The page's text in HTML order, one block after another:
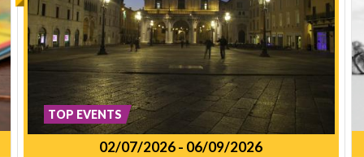
02/07/2026- 06/09/2026
TOP EVENTS